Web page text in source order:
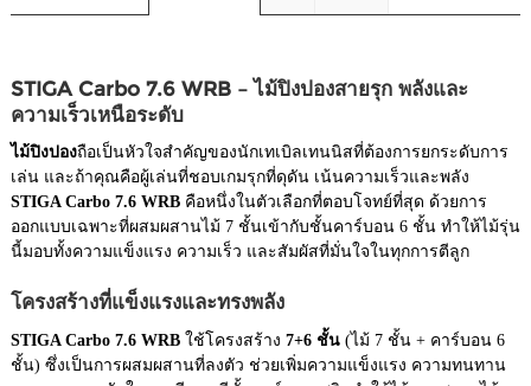
STIGA Carbo 7.6 WRB – ไม้ปิงปองสายรุก พลังและ
ความเร็วเหนือระดับ
ไม้ปิงปองถือเป็นหัวใจสำคัญของนักเทเบิลเทนนิสที่ต้องการยกระดับการ
เล่น และถ้าคุณคือผู้เล่นที่ชอบเกมรุกที่ดุดัน เน้นความเร็วและพลัง
STIGA Carbo 7.6 WRB คือหนึ่งในตัวเลือกที่ตอบโจทย์ที่สุด ด้วยการ
ออกแบบเฉพาะที่ผสมผสานไม้ 7 ชั้นเข้ากับชั้นคาร์บอน 6 ชั้น ทำให้ไม้รุ่น
นี้มอบทั้งความแข็งแรง ความเร็ว และสัมผัสที่มั่นใจในทุกการตีลูก
โครงสร้างที่แข็งแรงและทรงพลัง
STIGA Carbo 7.6 WRB ใช้โครงสร้าง 7+6 ชั้น (ไม้ 7 ชั้น + คาร์บอน 6
ชั้น) ซึ่งเป็นการผสมผสานที่ลงตัว ช่วยเพิ่มความแข็งแรง ความทนทาน